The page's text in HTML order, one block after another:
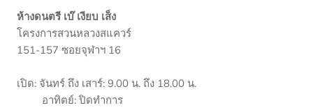
ห้างดนตรี เบ๊ เงียบ เส็ง
โครงการสวนหลวงสแควร์
151-157 ซอยจุฬาฯ 16
เปิด: จันทร์ ถึง เสาร์: 9.00 น. ถึง 18.00 น.
อาทิตย์: ปิดทำการ